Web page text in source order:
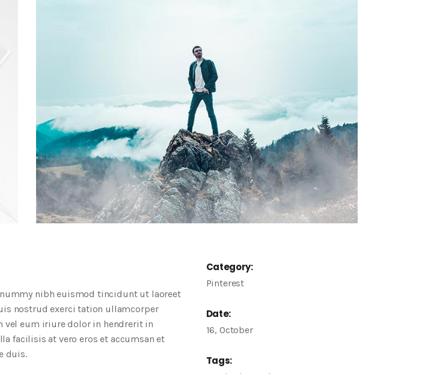
nibh euismod tincidunt ut laoreet
nostrud exerci tation ullamcorper
vel eum iriure dolor in hendrerit in
facilisis at vero eros et accumsan et
duis.
Category:
Pinterest
Date:
16, October
Tags: